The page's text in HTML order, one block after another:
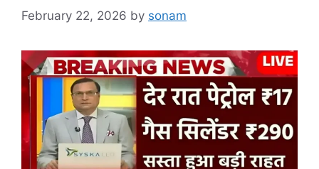
February 22, 2026 by sonam